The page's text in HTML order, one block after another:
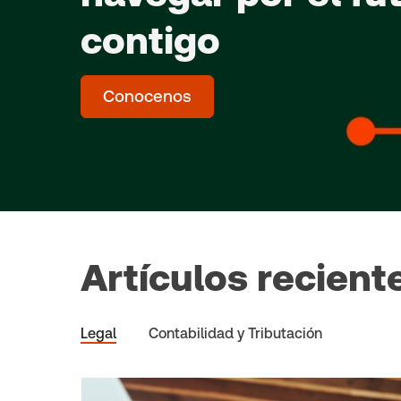
contigo
Conocenos
Artículos
Legal Contabilidad y Tributación